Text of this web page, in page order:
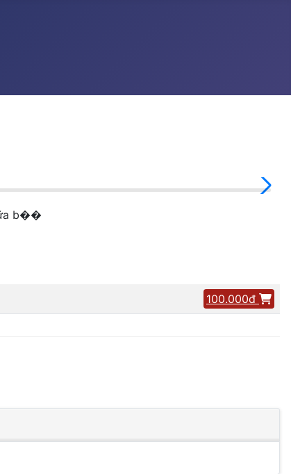
b��
100.000đ